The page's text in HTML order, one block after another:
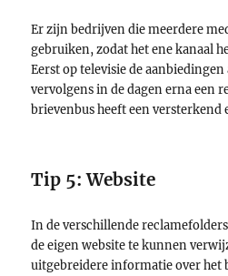
Er zijn bedrijven die meerdere
gebruiken, zodat het ene kanaal
Eerst op televisie de
vervolgens in de dagen erna een
brievenbus heeft een versterkend
Tip 5: Website
In de verschillende
de eigen website te kunnen
uitgebreidere informatie over